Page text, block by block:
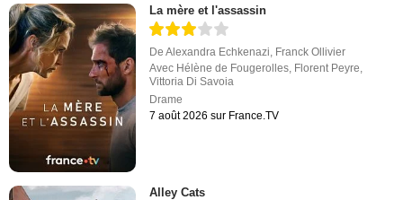
La mère et l'assassin
DeAlexandra Echkenazi Franck Ollivier
Avec Hélène de Fougerolles Florent Peyre
Vittoria Di Savoia
Drame
7 août 2026 sur France.TV
Alley Cats